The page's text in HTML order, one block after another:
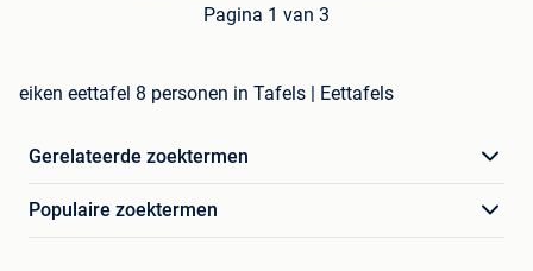
Pagina 1 van 3
eiken eettafel 8 personen in Tafels | Eettafels
Gerelateerde zoektermen
Populaire zoektermen